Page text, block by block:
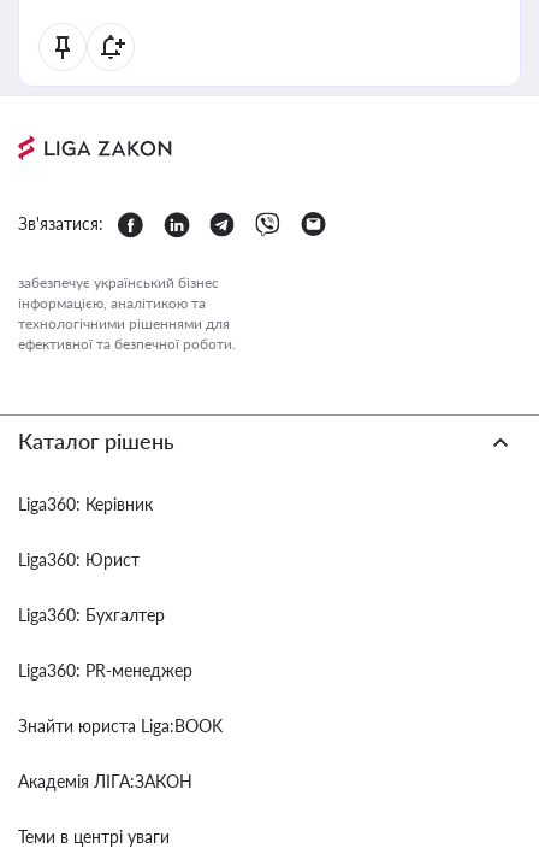
Зв'язатися:
забезпечує український бізнес
інформацією, аналітикою та
технологічними рішеннями для
ефективної та безпечної роботи.
Каталог рішень
Liga360: Керівник
Liga360: Юрист
Liga360: Бухгалтер
Liga360: PR-менеджер
Знайти юриста Liga:BOOK
Академія ЛІГА:ЗАКОН
Теми в центрі уваги